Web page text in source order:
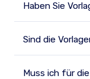
Haben Sie
Sind die
Muss ich für